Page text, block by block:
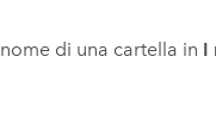
di una cartella in I